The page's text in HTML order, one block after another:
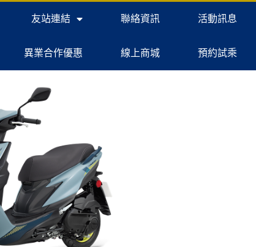
友站連結 聯絡資訊 活動訊息
異業合作優惠 線上商城 預約試乘
VIEW